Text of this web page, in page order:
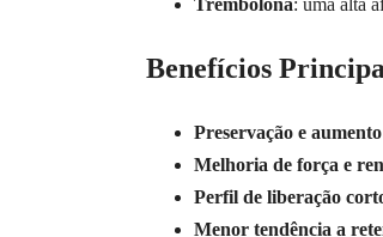
Trembolona: uma alta
Benefícios
Preservação e
Melhoria de força e
Perfil de liberação
Menor tendência a